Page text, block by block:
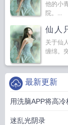
他的小
院。...
仙人
关于仙
缠绵。
最新更新
用洗脑APP将高
迷乱光阴录